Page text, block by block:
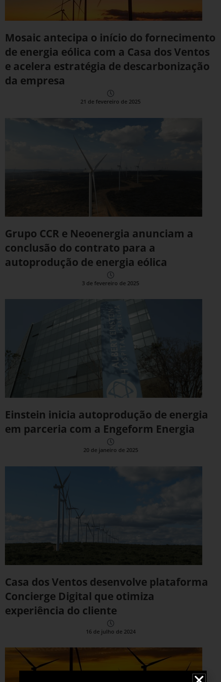
Mosaic antecipa o início do fornecimento
de energia eólica com a Casa dos Ventos
e acelera estratégia de descarbonização
da empresa
21 de fevereiro de 2025
Grupo CCR e Neoenergia anunciam a
conclusão do contrato para a
autoprodução de energia eólica
3 de fevereiro de 2025
Einstein inicia autoprodução de energia
em parceria com a Engeform Energia
20 de janeiro de 2025
Casa dos Ventos desenvolve plataforma
Concierge Digital que otimiza
experiência do cliente
16 de julho de 2024